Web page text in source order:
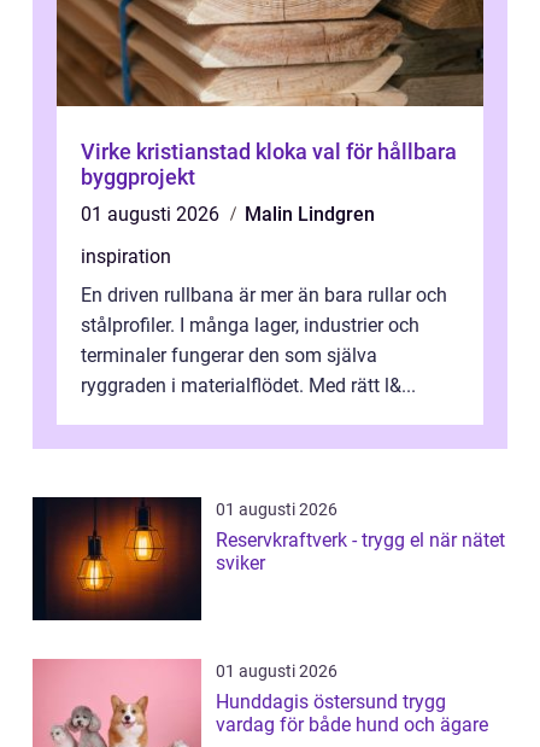
Virke kristianstad kloka val för hållbara
byggprojekt
01 augusti 2026
Malin Lindgren
inspiration
En driven rullbana är mer än bara rullar och
stålprofiler. I många lager, industrier och
terminaler fungerar den som själva
ryggraden i materialflödet. Med rätt l&...
01 augusti 2026
Reservkraftverk - trygg el när nätet
sviker
01 augusti 2026
Hunddagis östersund trygg
vardag för både hund och ägare